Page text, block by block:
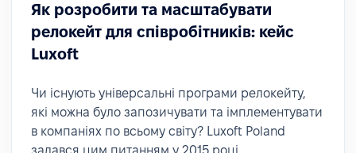
Як розробити та масштабувати
релокейт для співробітників: кейс
Luxoft
Чи існують універсальні програми релокейту,
які можна було запозичувати та імплементувати
в компаніях по всьому світу? Luxoft Poland
задався цим питанням у 2015 році.